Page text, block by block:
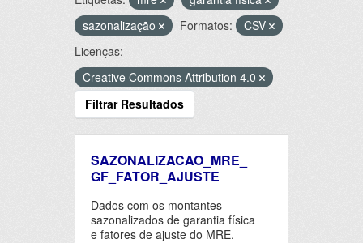
sazonalização
Formatos:
CSV
Licenças:
Creative Commons Attribution 4.0
Filtrar Resultados
SAZONALIZACAO_MRE_
GF_FATOR_AJUSTE
Dados com os montantes
sazonalizados de garantia física
e fatores de ajuste do MRE.